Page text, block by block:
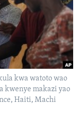
kwa watoto wao
kwenye makazi yao
Haiti, Machi